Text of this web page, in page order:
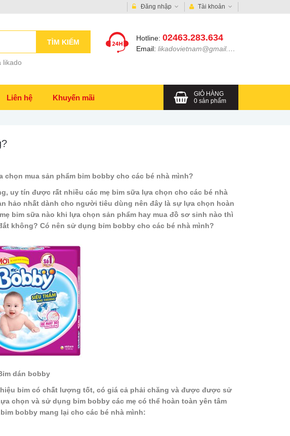
Đăng nhập Tài khoản
Hotline: 02463.283.634
Email: likadovietnam@gmail.com
TÌM KIẾM
likado
Liên hệ Khuyến mãi
GIỎ HÀNG
0 sản phẩm
mua sản phẩm bỉm bobby cho các bé nhà mình?
uy tín được rất nhiều các mẹ bỉm sữa lựa chọn cho các bé nhà
hảo nhất dành cho người tiêu dùng nên đây là sự lựa chọn hoàn
bỉm sữa nào khi lựa chọn sản phẩm hay mua đồ sơ sinh nào thì
không? Có nên sử dụng bỉm bobby cho các bé nhà mình?
dán bobby
bỉm có chất lượng tốt, có giá cả phải chăng và được được sử
chọn và sử dụng bỉm bobby các mẹ có thể hoàn toàn yên tâm
bobby mang lại cho các bé nhà mình: